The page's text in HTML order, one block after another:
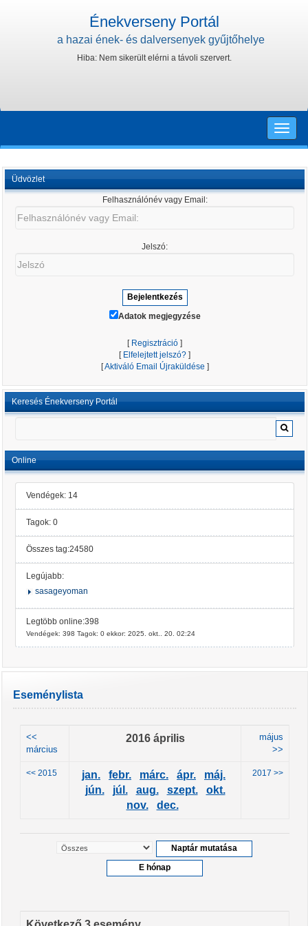
Énekverseny Portál
a hazai ének- és dalversenyek gyűjtőhelye
Hiba: Nem sikerült elérni a távoli szervert.
Toggle
Üdvözlet
Felhasználónév vagy Email:
Jelszó:
Adatok megjegyzése
[ Regisztráció ]
[ Elfelejtett jelszó? ]
[Aktiváló Email Újraküldése ]
Keresés Énekverseny Portál
Online
Vendégek: 14
Tagok: 0
Összes tag:24580
Legújabb:
sasageyoman
Legtöbb online:398
Vendégek: 398 Tagok: 0 ekkor: 2025. okt.. 20. 02:24
Eseménylista
<<
március
2016 április
május
>>
<< 2015 jan. febr. márc. ápr.
máj.
jún.
júl. aug. szept.
okt.
nov.
dec.
2017 >>